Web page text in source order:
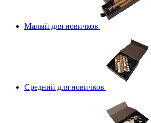
Малый для новичков
Средний для новичков